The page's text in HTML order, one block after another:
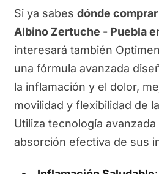
Si ya sabes dónde
Albino Zertuche - Puebla
interesará también
una fórmula avanzada
la inflamación y el dolor,
movilidad y flexibilidad de
Utiliza tecnología
absorción efectiva de sus